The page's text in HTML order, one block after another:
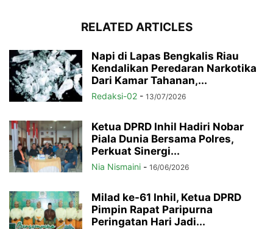
RELATED ARTICLES
Napi di Lapas Bengkalis Riau
Kendalikan Peredaran Narkotika
Dari Kamar Tahanan,...
Redaksi-02 - 13/07/2026
Ketua DPRD Inhil Hadiri Nobar
Piala Dunia Bersama Polres,
Perkuat Sinergi...
Nia Nismaini - 16/06/2026
Milad ke-61 Inhil, Ketua DPRD
Pimpin Rapat Paripurna
Peringatan Hari Jadi...